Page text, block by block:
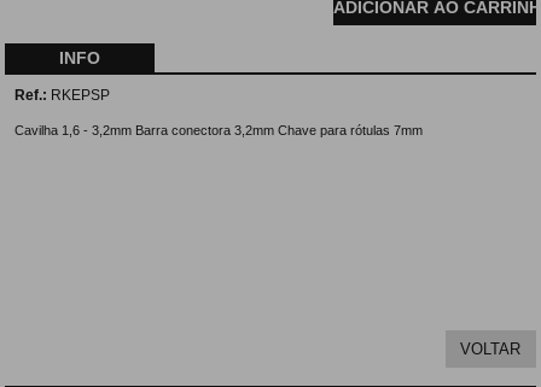
INFO
Ref.: RKEPSP
Cavilha 1,6 - 3,2mm Barra conectora 3,2mm Chave para rótulas 7mm